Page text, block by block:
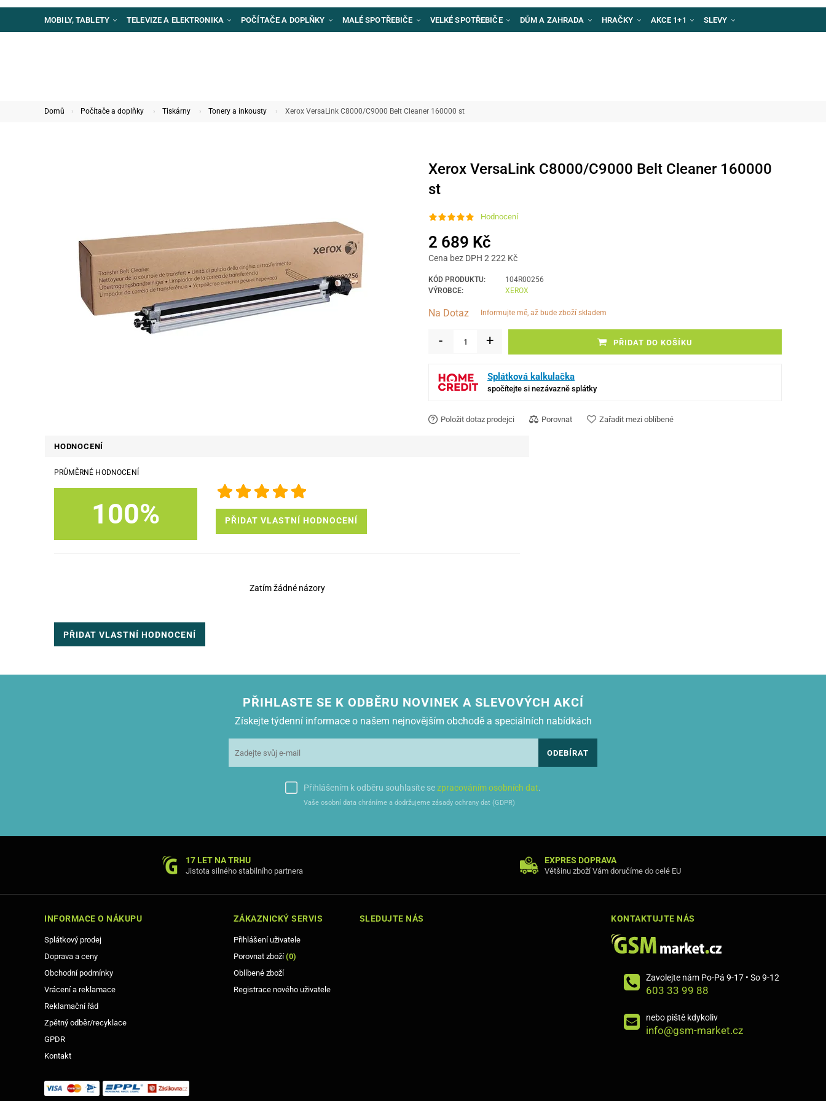
MOBILY, TABLETY TELEVIZE A ELEKTRONIKA POČÍTAČE A DOPLŇKY MALÉ SPOTŘEBIČE VELKÉ SPOTŘEBIČE DŮM A ZAHRADA HRAČKY AKCE 1+1 SLEVY
Domů Počítače a doplňky Tiskárny Tonery a inkousty Xerox VersaLink C8000/C9000 Belt Cleaner 160000 st
Xerox VersaLink C8000/C9000 Belt Cleaner 160000
st
Hodnocení
2 689 Kč
Cena bez DPH 2 222 Kč
KÓD PRODUKTU:
104R00256
VÝROBCE:
XEROX
Na Dotaz informujte mě, až bude zboží skladem
- + PŘIDAT DO KOŠÍKU
Splátková kalkulačka
spočítejte si nezávazně splátky
Položit dotaz prodejci Porovnat Zařadit mezi oblíbené
HODNOCENÍ
PRŮMĚRNÉ HODNOCENÍ
100% PŘIDAT VLASTNÍ HODNOCENÍ
Zatím žádné názory
PŘIDAT VLASTNÍ HODNOCENÍ
PŘIHLASTE SE K ODBĚRU NOVINEK A SLEVOVÝCH AKCÍ
Získejte týdenní informace o našem nejnovějším obchodě a speciálních nabídkách
ODEBÍRAT
Přihlášením k odběru souhlasíte sezpracováním osobních dat.
Vaše osobní data chráníme a dodržujeme zásady ochrany dat (GDPR)
17 LET NA TRHU
Jistota silného stabilního partnera
EXPRES DOPRAVA
Většinu zboží Vám doručíme do celé EU
INFORMACE O NÁKUPU
Splátkový prodej
Doprava a ceny
Obchodní podmínky
Vrácení a reklamace
Reklamační řád
Zpětný odběr/recyklace
GPDR
Kontakt
ZÁKAZNICKÝ SERVIS
Přihlášení uživatele
Porovnat zboží(0)
Oblíbené zboží
Registrace nového uživatele
SLEDUJTE NÁS KONTAKTUJTE NÁS
Zavolejte nám Po-Pá 9-17 • So 9-12
603 33 99 88
nebo piště kdykoliv
info@gsm-market.cz